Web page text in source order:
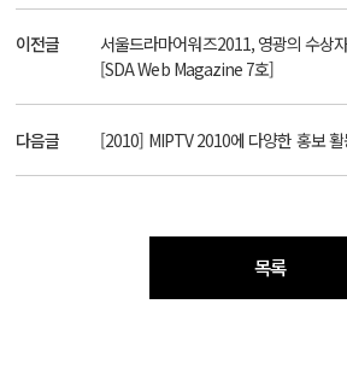
이전글
서울드라마어워즈2011, 영광의 수상
[SDA Web Magazine 7호]
다음글 [2010] MIPTV 2010에 다양한 홍보 활
목록